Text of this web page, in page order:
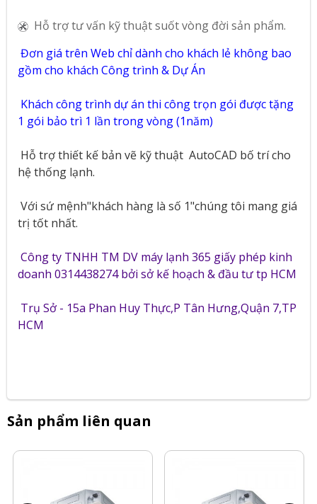
Hỗ trợ tư vấn kỹ thuật suốt vòng đời sản phẩm.
Đơn giá trên Web chỉ dành cho khách lẻ không bao
gồm cho khách Công trình & Dự Án
Khách công trình dự án thi công trọn gói được tặng
1 gói bảo trì 1 lần trong vòng (1năm)
Hỗ trợ thiết kế bản vẽ kỹ thuật AutoCAD bố trí cho
hệ thống lạnh.
Với sứ mệnh"khách hàng là số 1"chúng tôi mang giá
trị tốt nhất.
Công ty TNHH TM DV máy lạnh 365 giấy phép kinh
doanh 0314438274 bởi sở kế hoạch & đầu tư tp HCM
Trụ Sở - 15a Phan Huy Thực,P Tân Hưng,Quận 7,TP
HCM
Sản phẩm liên quan